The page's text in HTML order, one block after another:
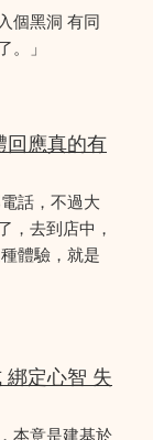
個黑洞 有同
」
回應真的有
話，不過大
，去到店中，
體驗，就是
綁定心智 失
本意是建基於